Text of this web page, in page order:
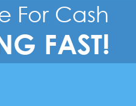
For Cash
FAST!